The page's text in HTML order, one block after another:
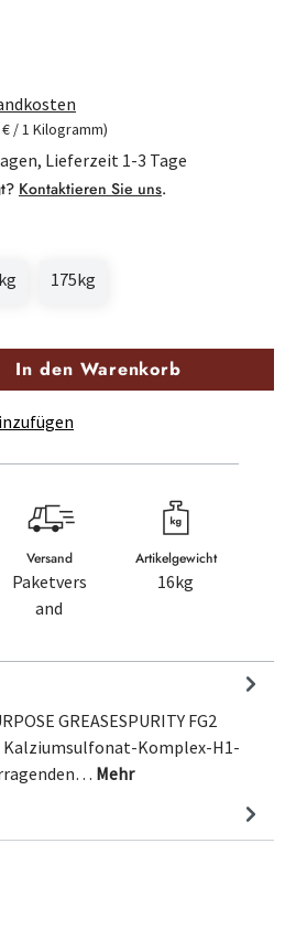
/ 1 Kilogramm)
Lieferzeit 1-3 Tage
Kontaktieren Sie uns.
175kg
In den Warenkorb
Versand
Paketvers
and
Artikelgewicht
16kg
GREASESPURITY FG2
Kalziumsulfonat-Komplex-H1-
Mehr